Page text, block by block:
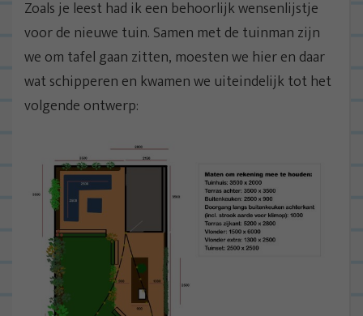
Zoals je leest had ik een behoorlijk wensenlijstje
voor de nieuwe tuin. Samen met de tuinman zijn
we om tafel gaan zitten, moesten we hier en daar
wat schipperen en kwamen we uiteindelijk tot het
volgende ontwerp: